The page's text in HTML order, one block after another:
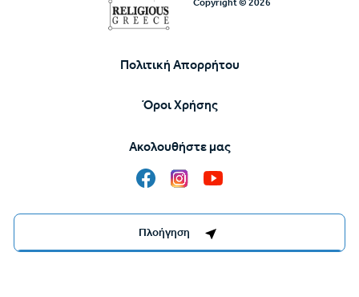
Πλοήγηση
Copyright © 2026
Υποσέλιδο
Πολιτική Απορρήτου
Όροι Χρήσης
Ακολουθήστε μας
Destinations Management System by